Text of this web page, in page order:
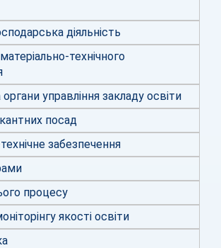
діяльність
технічного
управління закладу освіти
посад
забезпечення
процесу
якості освіти